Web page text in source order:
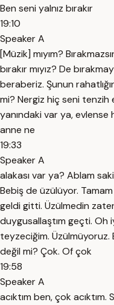
Ben seni yalnız bırakır
19:10
Speaker A
[Müzik] mıyım?
bırakır mıyız? De
beraberiz. Şunun
mi? Nergiz hiç seni tenzih
yanındaki var ya,
anne ne
19:33
Speaker A
alakası var ya? Ablam
Bebiş de üzülüyor.
geldi gitti. Üzülmedin
duygusallaştım geçti. Oh
teyzeciğim.
değil mi? Çok. Of çok
19:58
Speaker A
acıktım ben, çok acıktım.